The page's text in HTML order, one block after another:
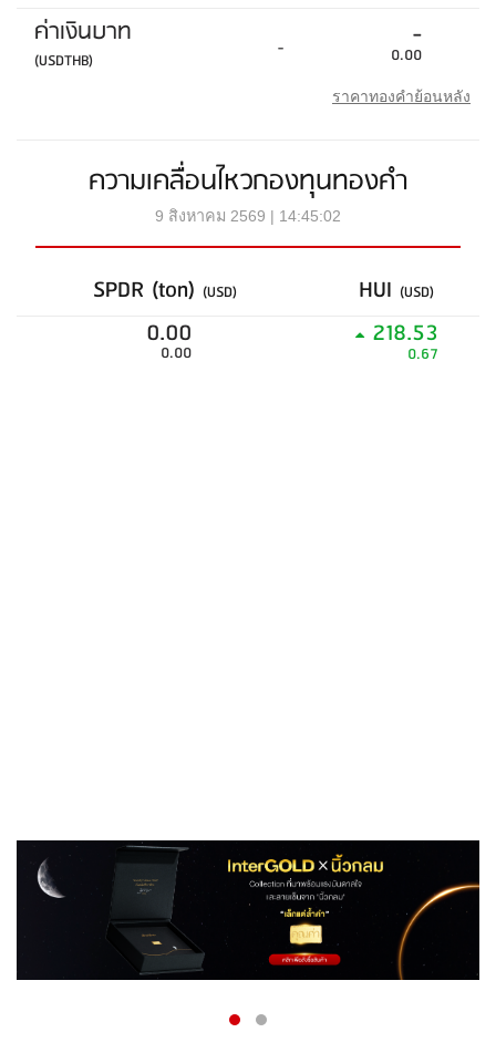
ค่าเงินบาท
(USDTHB) - -
0.00
ราคาทองคำย้อนหลัง
ความเคลื่อนไหวกองทุนทองคำ
9 สิงหาคม 2569 | 14:45:02
SPDR (ton) (USD) HUI (USD)
0.00
0.00
218.53
0.67